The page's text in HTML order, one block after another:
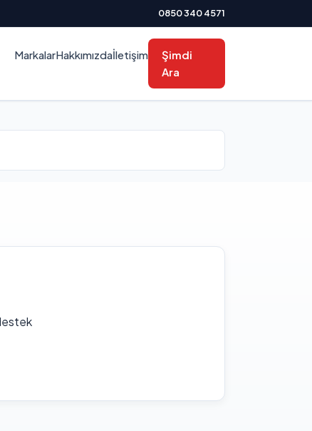
0850 340 4571
MarkalarHakkımızdaİletişim
Şimdi
Ara